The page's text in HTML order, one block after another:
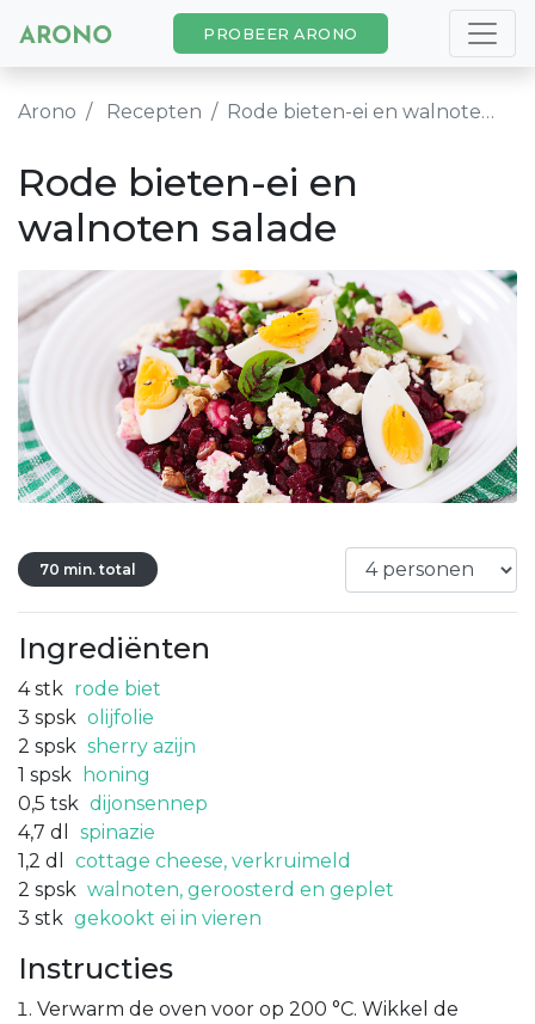
PROBEER ARONO
Arono Recepten Rode bieten-ei en walnoten salade
Rode bieten-ei en
walnoten salade
70 min. total
Ingrediënten
4 stk rode biet
3 spsk olijfolie
2 spsk sherry azijn
1 spsk
honing
0,5 tsk dijonsennep
4,7 dl
spinazie
1,2 dl
cottage cheese, verkruimeld
2 spsk walnoten, geroosterd en geplet
3 stk gekookt ei in vieren
Instructies
Verwarm de oven voor op 200 °C. Wikkel de